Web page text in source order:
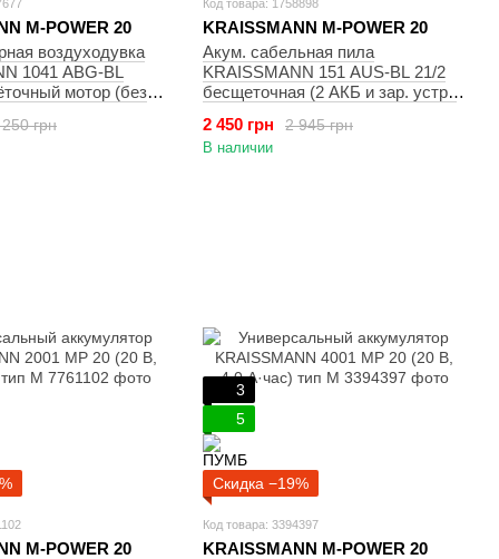
M-POWER 20
воздуходувка
1041 ABG-BL
мотор (без
грн
Код товара: 1758898
KRAISSMANN M-POWER 20
Акум. сабельная пила
KRAISSMANN 151 AUS-BL 21/2
бесщеточная (2 АКБ и зар. устр.,
2 945 грн
2 450 грн
В наличии
M-POWER 20
3
5
Скидка −19%
Код товара: 3394397
KRAISSMANN M-POWER 20